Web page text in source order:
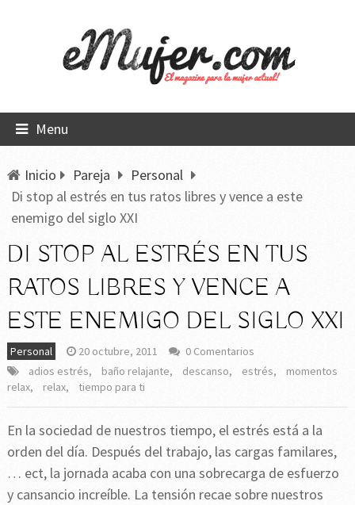
Menu
Inicio Pareja
Personal
Di stop al estrés en tus ratos libres y vence a este
enemigo del siglo XXI
DI STOP AL ESTRÉS EN TUS
RATOS LIBRES Y VENCE A
ESTE ENEMIGO DEL SIGLO XXI
Personal 20 octubre, 2011
0 Comentarios
adios estrés, baño relajante, descanso, estrés,
momentos
relax, relax, tiempo para ti
En la sociedad de nuestros tiempo, el estrés está a la
orden del día. Después del trabajo, las cargas familares,
… ect, la jornada acaba con una sobrecarga de esfuerzo
y cansancio increíble. La tensión recae sobre nuestros